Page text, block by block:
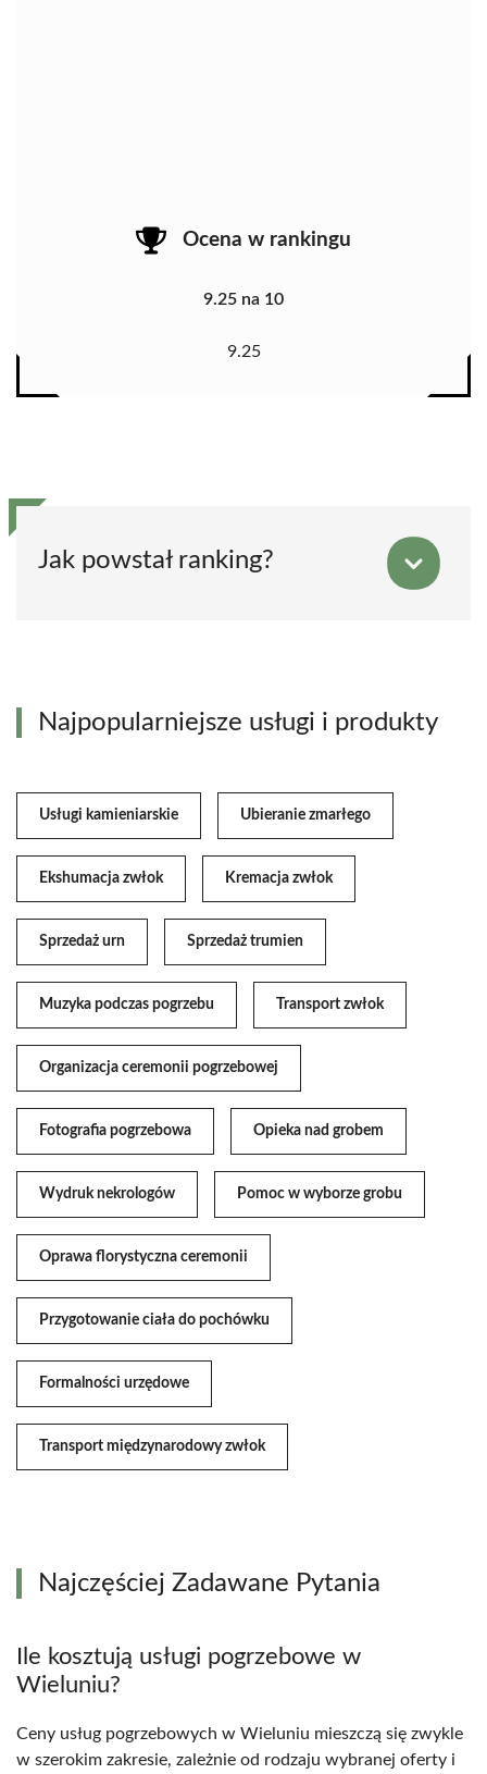
Ocena w rankingu
9.25 na 10
9.25
Jak powstał ranking?
Najpopularniejsze usługi i produkty
Usługi kamieniarskie Ubieranie zmarłego
Ekshumacja zwłok Kremacja zwłok
Sprzedaż urn Sprzedaż trumien
Muzyka podczas pogrzebu Transport zwłok
Organizacja ceremonii pogrzebowej
Fotografia pogrzebowa Opieka nad grobem
Wydruk nekrologów Pomoc w wyborze grobu
Oprawa florystyczna ceremonii
Przygotowanie ciała do pochówku
Formalności urzędowe
Transport międzynarodowy zwłok
Najczęściej Zadawane Pytania
Ile kosztują usługi pogrzebowe w
Wieluniu?
Ceny usług pogrzebowych w Wieluniu mieszczą się zwykle
w szerokim zakresie, zależnie od rodzaju wybranej oferty i